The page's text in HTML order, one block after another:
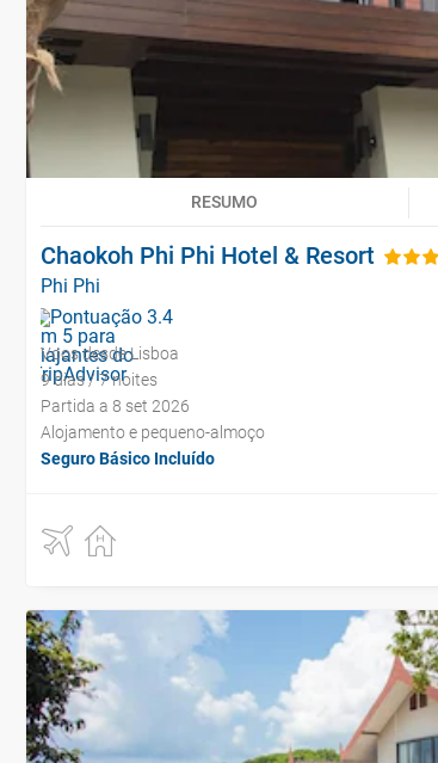
RESUMO
Chaokoh Phi Phi Hotel & Resort
Phi Phi
Voos desde Lisboa
9 dias / 7 noites
Partida a 8 set 2026
Alojamento e pequeno-almoço
Seguro Básico Incluído